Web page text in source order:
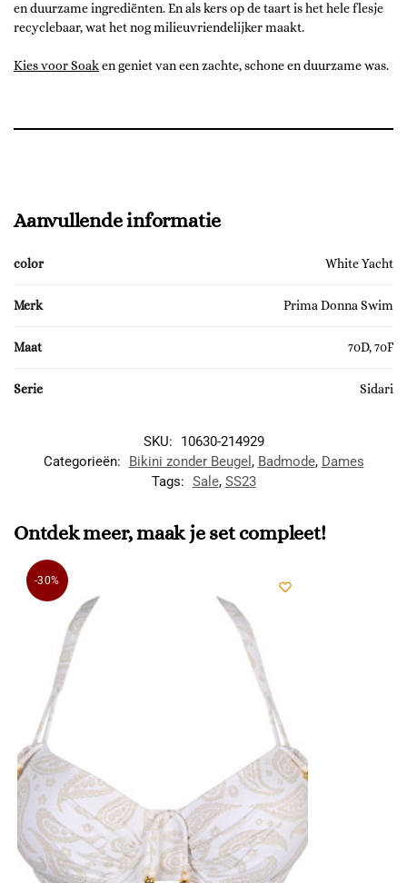
en duurzame ingrediënten. En als kers op de taart is het hele flesje
recyclebaar, wat het nog milieuvriendelijker maakt.
Kies voor Soaken geniet van een zachte, schone en duurzame was.
Aanvullende informatie
color White Yacht
Merk Prima Donna Swim
Maat 70D, 70F
Serie Sidari
SKU:
10630-214929
Categorieën:
Bikini zonder Beugel , Badmode, Dames
Tags: Sale, SS23
Ontdek meer, maak je set compleet!
-30%